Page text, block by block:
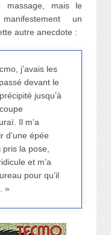
mais le
un
autre anecdote :
j’avais les
devant le
jusqu’à
Il m’a
d’une épée
la pose,
et m’a
pour qu’il
»